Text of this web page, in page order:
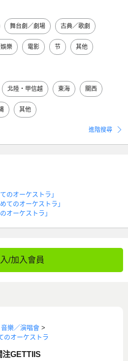
舞台劇／劇場 古典／歌劇
樂 電影 节 其他
北陸・甲信越 東海 關西
其他
進階搜尋
のオーケストラ」
てのオーケストラ」
オーケストラ」
/加入會員
音樂／演唱會 >
オーケストラ
注GETTIIS